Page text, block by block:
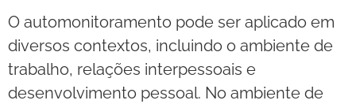
O automonitoramento pode ser aplicado em
diversos contextos, incluindo o ambiente de
trabalho, relações interpessoais e
desenvolvimento pessoal. No ambiente de